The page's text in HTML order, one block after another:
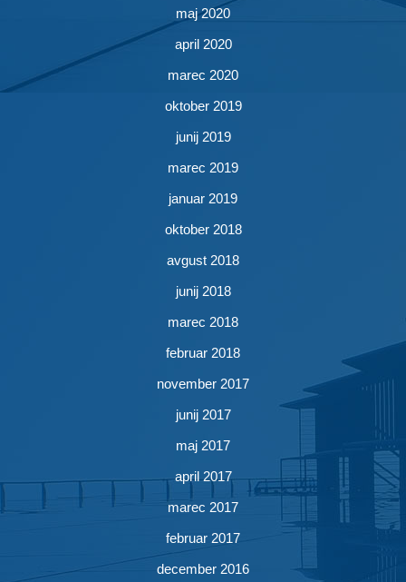
maj 2020
april 2020
marec 2020
oktober 2019
junij 2019
marec 2019
januar 2019
oktober 2018
avgust 2018
junij 2018
marec 2018
februar 2018
november 2017
junij 2017
maj 2017
april 2017
marec 2017
februar 2017
december 2016